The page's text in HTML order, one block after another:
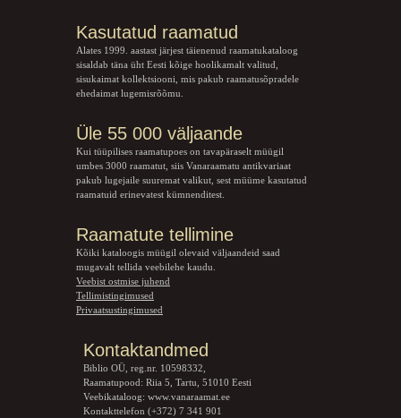
Kasutatud raamatud
Alates 1999. aastast järjest täienenud raamatukataloog
sisaldab täna üht Eesti kõige hoolikamalt valitud,
sisukaimat kollektsiooni, mis pakub raamatusõpradele
ehedaimat lugemisrõõmu.
Üle 55 000 väljaande
Kui tüüpilises raamatupoes on tavapäraselt müügil
umbes 3000 raamatut, siis Vanaraamatu antikvariaat
pakub lugejaile suuremat valikut, sest müüme kasutatud
raamatuid erinevatest kümnenditest.
Raamatute tellimine
Kõiki kataloogis müügil olevaid väljaandeid saad
mugavalt tellida veebilehe kaudu.
Veebist ostmise juhend
Tellimistingimused
Privaatsustingimused
Kontaktandmed
Biblio OÜ, reg.nr. 10598332,
Raamatupood: Riia 5, Tartu, 51010 Eesti
Veebikataloog: www.vanaraamat.ee
Kontakttelefon (+372) 7 341 901